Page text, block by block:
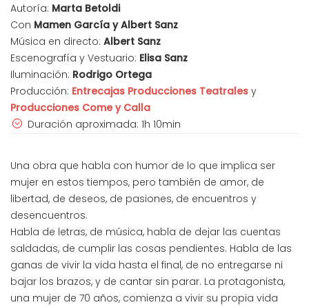
Autoría: Marta Betoldi
Con Mamen García y Albert Sanz
Música en directo: Albert Sanz
Escenografía y Vestuario: Elisa Sanz
Iluminación: Rodrigo Ortega
Producción: Entrecajas Producciones Teatrales y
Producciones Come y Calla
Duración aproximada: 1h 10min
Una obra que habla con humor de lo que implica ser
mujer en estos tiempos, pero también de amor, de
libertad, de deseos, de pasiones, de encuentros y
desencuentros.
Habla de letras, de música, habla de dejar las cuentas
saldadas, de cumplir las cosas pendientes. Habla de las
ganas de vivir la vida hasta el final, de no entregarse ni
bajar los brazos, y de cantar sin parar. La protagonista,
una mujer de 70 años, comienza a vivir su propia vida